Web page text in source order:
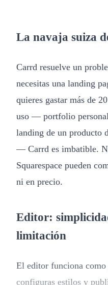
La navaja suiza
Carrd resuelve un
necesitas una landing
quieres gastar más de
uso — portfolio
landing de un producto
— Carrd es imbatible.
Squarespace pueden
ni en precio.
Editor:
limitación
El editor funciona como
configuras estilos y